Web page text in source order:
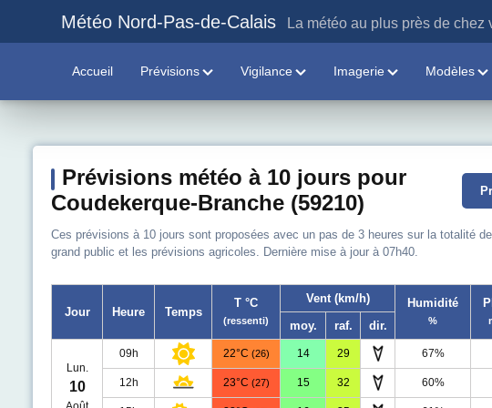
Météo Nord-Pas-de-Calais La météo au plus près de chez
Accueil Prévisions Vigilance Imagerie Modèles
Prévisions météo à 10 jours pour
Coudekerque-Branche (59210)
Ces prévisions à 10 jours sont proposées avec un pas de 3 heures sur la totalité
grand public et les prévisions agricoles. Dernière mise à jour à 07h40.
Jour Heure Temps
T °C
(ressenti)
Vent (km/h) Humidité
%
moy. raf. dir.
Lun.
10
09h 22°C (26) 14 29 67%
12h 23°C (27) 15 32 60%